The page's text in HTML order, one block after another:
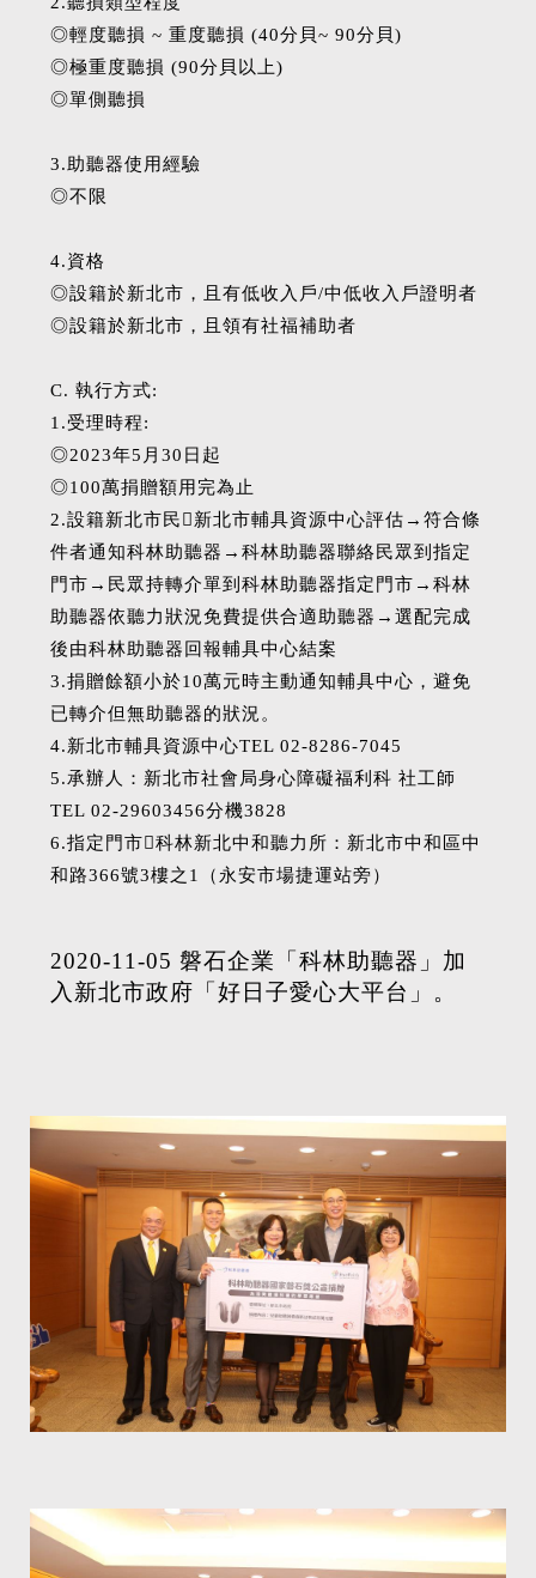
◎輕度聽損 ~ 重度聽損 (40分貝~ 90分貝)
◎極重度聽損 (90分貝以上)
◎單側聽損
3.助聽器使用經驗
◎不限
4.資格
◎設籍於新北市，且有低收入戶/中低收入戶證明者
◎設籍於新北市，且領有社福補助者
C. 執行方式:
1.受理時程:
◎2023年5月30日起
◎100萬捐贈額用完為止
2.設籍新北市民新北市輔具資源中心評估→符合條
件者通知科林助聽器→科林助聽器聯絡民眾到指定
門市→民眾持轉介單到科林助聽器指定門市→科林
助聽器依聽力狀況免費提供合適助聽器→選配完成
後由科林助聽器回報輔具中心結案
3.捐贈餘額小於10萬元時主動通知輔具中心，避免
已轉介但無助聽器的狀況。
4.新北市輔具資源中心TEL 02-8286-7045
5.承辦人：新北市社會局身心障礙福利科 社工師
TEL 02-29603456分機3828
6.指定門市科林新北中和聽力所：新北市中和區中
和路366號3樓之1（永安市場捷運站旁）
2020-11-05 磐石企業「科林助聽器」加
入新北市政府「好日子愛心大平台」。